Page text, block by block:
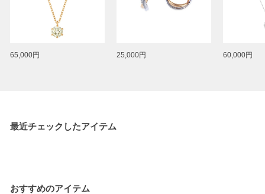
65,000円 25,000円 60,000円
最近チェックしたアイテム
おすすめのアイテム